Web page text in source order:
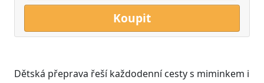
Koupit
Dětská přeprava řeší každodenní cesty s miminkem i